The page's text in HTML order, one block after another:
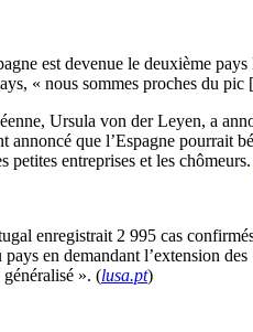
est devenue le deuxième
« nous sommes proches du pic
Ursula von der Leyen, a
annoncé que l’Espagne pourrait
petites entreprises et les
enregistrait 2 995 cas
pays en demandant l’extension
». (lusa.pt)